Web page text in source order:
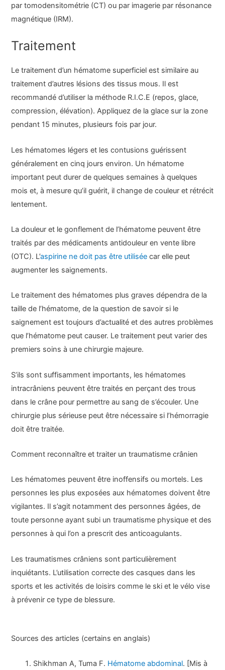
par tomodensitométrie (CT) ou par imagerie par résonance
magnétique (IRM).
Traitement
Le traitement d’un hématome superficiel est similaire au
traitement d’autres lésions des tissus mous. Il est
recommandé d’utiliser la méthode R.I.C.E (repos, glace,
compression, élévation). Appliquez de la glace sur la zone
pendant 15 minutes, plusieurs fois par jour.
Les hématomes légers et les contusions guérissent
généralement en cinq jours environ. Un hématome
important peut durer de quelques semaines à quelques
mois et, à mesure qu’il guérit, il change de couleur et rétrécit
lentement.
La douleur et le gonflement de l’hématome peuvent être
traités par des médicaments antidouleur en vente libre
(OTC). L’aspirine ne doit pas être utilisée car elle peut
augmenter les saignements.
Le traitement des hématomes plus graves dépendra de la
taille de l’hématome, de la question de savoir si le
saignement est toujours d’actualité et des autres problèmes
que l’hématome peut causer. Le traitement peut varier des
premiers soins à une chirurgie majeure.
S’ils sont suffisamment importants, les hématomes
intracrâniens peuvent être traités en perçant des trous
dans le crâne pour permettre au sang de s’écouler. Une
chirurgie plus sérieuse peut être nécessaire si l’hémorragie
doit être traitée.
Comment reconnaître et traiter un traumatisme crânien
Les hématomes peuvent être inoffensifs ou mortels. Les
personnes les plus exposées aux hématomes doivent être
vigilantes. Il s’agit notamment des personnes âgées, de
toute personne ayant subi un traumatisme physique et des
personnes à qui l’on a prescrit des anticoagulants.
Les traumatismes crâniens sont particulièrement
inquiétants. L’utilisation correcte des casques dans les
sports et les activités de loisirs comme le ski et le vélo vise
à prévenir ce type de blessure.
Sources des articles (certains en anglais)
Shikhman A, Tuma F. Hématome abdominal. [Mis à